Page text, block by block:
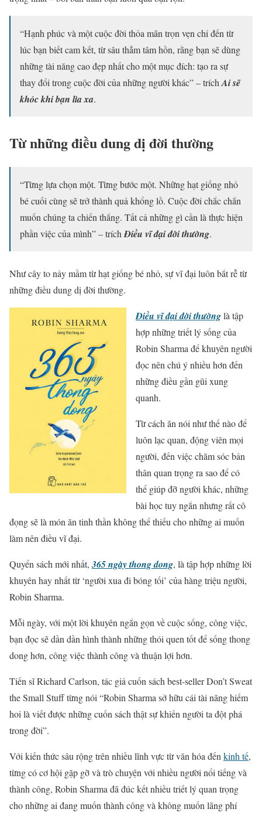
“Hạnh phúc và một cuộc đời thỏa mãn trọn vẹn chỉ đến từ
lúc bạn biết cam kết, từ sâu thẳm tâm hồn, rằng bạn sẽ dùng
những tài năng cao đẹp nhất cho một mục đích: tạo ra sự
thay đổi trong cuộc đời của những người khác” – trích Ai sẽ
khóc khi bạn lìa xa.
Từ những điều dung dị đời thường
“Từng lựa chọn một. Từng bước một. Những hạt giống nhỏ
bé cuối cùng sẽ trở thành quả khổng lồ. Cuộc đời chắc chắn
muốn chúng ta chiến thắng. Tất cả những gì cần là thực hiện
phần việc của mình” – trích Điều vĩ đại đời thường.
Như cây to nảy mầm từ hạt giống bé nhỏ, sự vĩ đại luôn bắt rễ từ
những điều dung dị đời thường.
Điều vĩ đại đời thườnglà tập
hợp những triết lý sống của
Robin Sharma để khuyên người
đọc nên chú ý nhiều hơn đến
những điều gần gũi xung
quanh.
Từ cách ăn nói như thế nào để
luôn lạc quan, động viên mọi
người, đến việc chăm sóc bản
thân quan trọng ra sao để có
thể giúp đỡ người khác, những
bài học tuy ngắn nhưng rất cô
đọng sẽ là món ăn tinh thần không thể thiếu cho những ai muốn
làm nên điều vĩ đại.
Quyển sách mới nhất,365 ngày thong dong, là tập hợp những lời
khuyên hay nhất từ ‘người xua đi bóng tối’ của hàng triệu người,
Robin Sharma.
Mỗi ngày, với một lời khuyên ngắn gọn về cuộc sống, công việc,
bạn đọc sẽ dần dần hình thành những thói quen tốt để sống thong
dong hơn, công việc thành công và thuận lợi hơn.
Tiến sĩ Richard Carlson, tác giả cuốn sách best-seller Don’t Sweat
the Small Stuff từng nói “Robin Sharma sở hữu cái tài năng hiếm
hoi là viết được những cuốn sách thật sự khiến người ta đột phá
trong đời”.
Với kiến thức sâu rộng trên nhiều lĩnh vực từ văn hóa đến kinh tế,
từng có cơ hội gặp gỡ và trò chuyện với nhiều người nổi tiếng và
thành công, Robin Sharma đã đúc kết nhiều triết lý quan trọng
cho những ai đang muốn thành công và không muốn lãng phí